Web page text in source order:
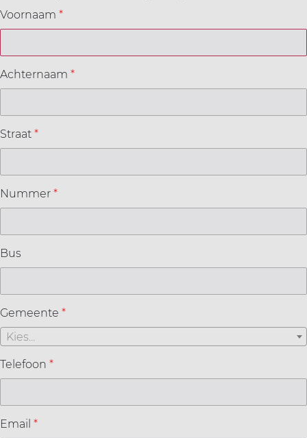
Voornaam *
Achternaam *
Straat *
Nummer *
Bus
Gemeente *
Kies...
Telefoon *
Email *